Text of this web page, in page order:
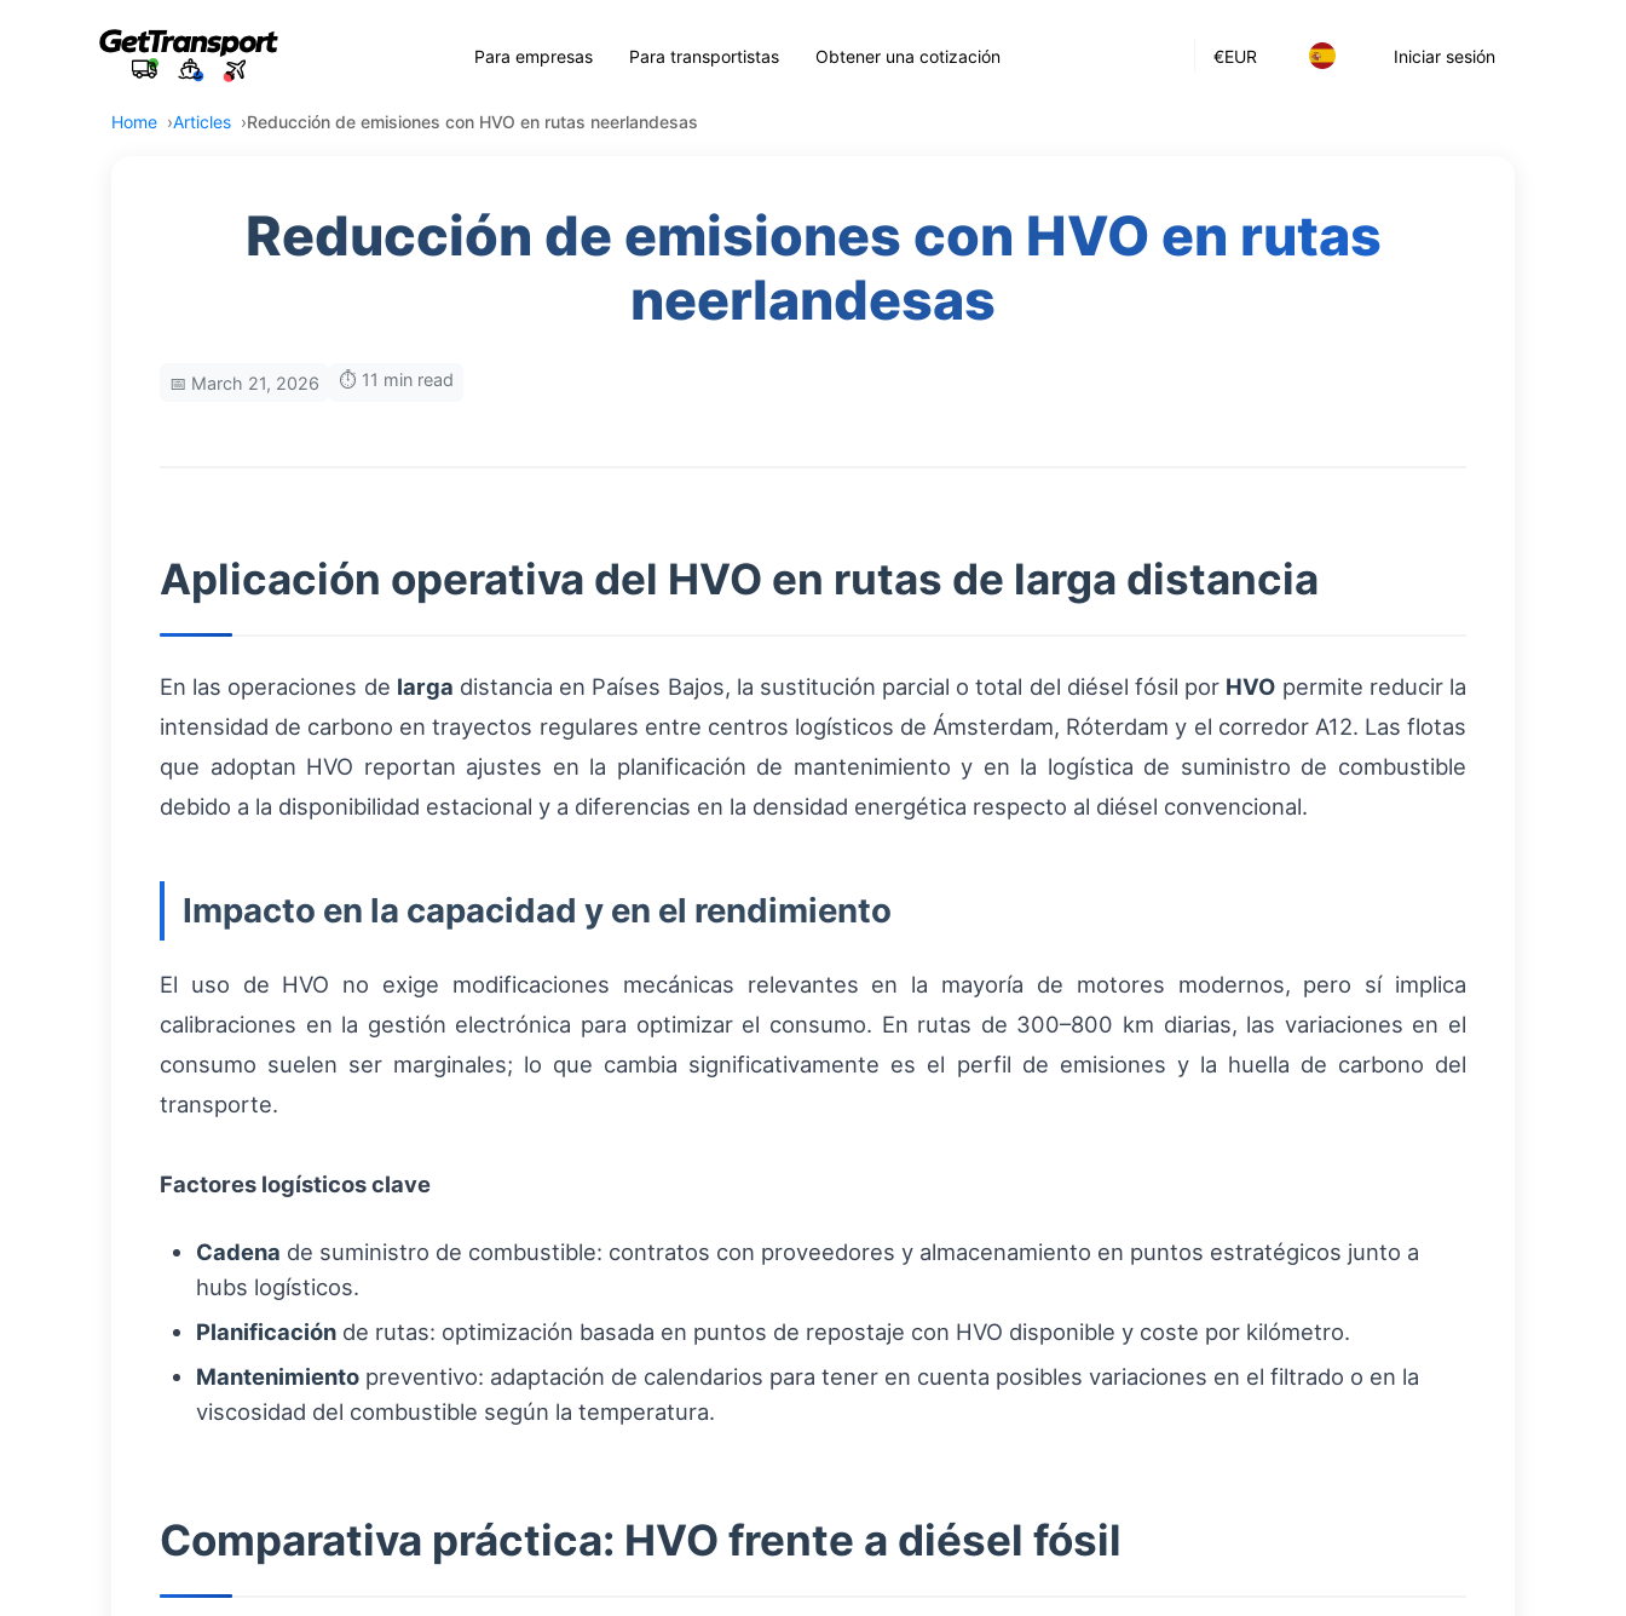
€EUR Iniciar sesión
Para empresas Para transportistas Obtener una cotización
Home Articles Reducción de emisiones con HVO en rutas neerlandesas
Reducción de emisiones con HVO en rutas
neerlandesas
📅 March 21, 2026 ⏱️ 11 min read
Aplicación operativa del HVO en rutas de larga distancia
En las operaciones de larga distancia en Países Bajos, la sustitución parcial o total del diésel fósil por HVO permite reducir la
intensidad de carbono en trayectos regulares entre centros logísticos de Ámsterdam, Róterdam y el corredor A12. Las flotas
que adoptan HVO reportan ajustes en la planificación de mantenimiento y en la logística de suministro de combustible
debido a la disponibilidad estacional y a diferencias en la densidad energética respecto al diésel convencional.
Impacto en la capacidad y en el rendimiento
El uso de HVO no exige modificaciones mecánicas relevantes en la mayoría de motores modernos, pero sí implica
calibraciones en la gestión electrónica para optimizar el consumo. En rutas de 300–800 km diarias, las variaciones en el
consumo suelen ser marginales; lo que cambia significativamente es el perfil de emisiones y la huella de carbono del
transporte.
Factores logísticos clave
Cadena de suministro de combustible: contratos con proveedores y almacenamiento en puntos estratégicos junto a
hubs logísticos.
Planificación de rutas: optimización basada en puntos de repostaje con HVO disponible y coste por kilómetro.
Mantenimiento preventivo: adaptación de calendarios para tener en cuenta posibles variaciones en el filtrado o en la
viscosidad del combustible según la temperatura.
Comparativa práctica: HVO frente a diésel fósil